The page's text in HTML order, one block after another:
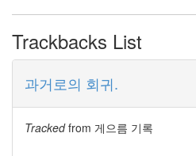
Trackbacks List
과거로의 회귀.
Trackedfrom 게으름 기록
그
비
병
치
레
윈
도